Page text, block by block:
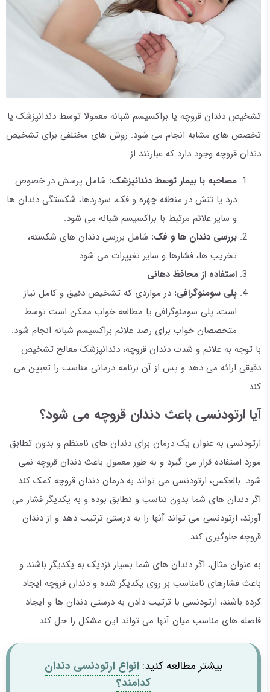
تشخیص دندان قروچه یا براکسیسم شبانه معمولا توسط دندانپزشک یا
تخصص های مشابه انجام می شود. روش های مختلفی برای تشخیص
دندان قروچه وجود دارد که عبارتند از:
مصاحبه با بیمار توسط دندانپزشک: شامل پرسش در خصوص
درد یا تنش در منطقه چهره و فک، سردردها، شکستگی دندان ها
و سایر علائم مرتبط با براکسیسم شبانه می شود.
بررسی دندان ها و فک: شامل بررسی دندان های شکسته،
تخریب ها، فشارها و سایر تغییرات می شود.
استفاده از محافظ دهانی
پلی سومنوگرافی: در مواردی که تشخیص دقیق و کامل نیاز
است، پلی سومنوگرافی یا مطالعه خواب ممکن است توسط
متخصصان خواب برای رصد علائم براکسیسم شبانه انجام شود.
با توجه به علائم و شدت دندان قروچه، دندانپزشک معالج تشخیص
دقیقی ارائه می دهد و پس از آن برنامه درمانی مناسب را تعیین می
کند.
آیا ارتودنسی باعث دندان قروچه می شود؟
ارتودنسی به عنوان یک درمان برای دندان های نامنظم و بدون تطابق
مورد استفاده قرار می گیرد و به طور معمول باعث دندان قروچه نمی
شود. بالعکس، ارتودنسی می تواند به درمان دندان قروچه کمک کند.
اگر دندان های شما بدون تناسب و تطابق بوده و به یکدیگر فشار می
آورند، ارتودنسی می تواند آنها را به درستی ترتیب دهد و از دندان
قروچه جلوگیری کند.
به عنوان مثال، اگر دندان های شما بسیار نزدیک به یکدیگر باشند و
باعث فشارهای نامناسب بر روی یکدیگر شده و دندان قروچه ایجاد
کرده باشند، ارتودنسی با ترتیب دادن به درستی دندان ها و ایجاد
فاصله های مناسب میان آنها می تواند این مشکل را حل کند.
بیشتر مطالعه کنید: انواع ارتودنسی دندان
کدامند؟